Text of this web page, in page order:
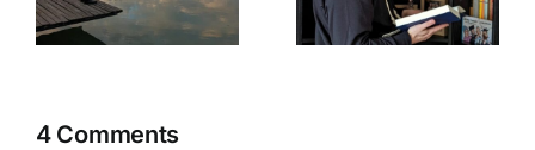
4 Comments